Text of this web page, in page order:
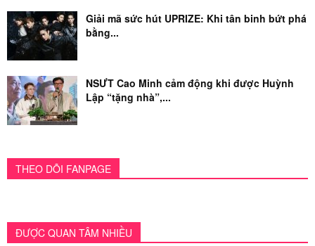
Giải mã sức hút UPRIZE: Khi tân binh bứt phá
bằng...
NSƯT Cao Minh cảm động khi được Huỳnh
Lập “tặng nhà”,...
THEO DÕI FANPAGE
ĐƯỢC QUAN TÂM NHIỀU